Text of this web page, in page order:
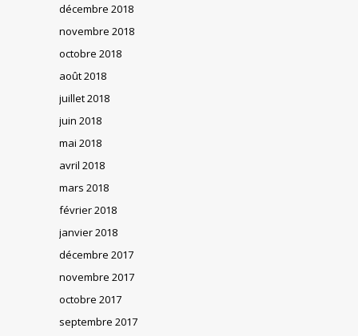
décembre 2018
novembre 2018
octobre 2018
août 2018
juillet 2018
juin 2018
mai 2018
avril 2018
mars 2018
février 2018
janvier 2018
décembre 2017
novembre 2017
octobre 2017
septembre 2017